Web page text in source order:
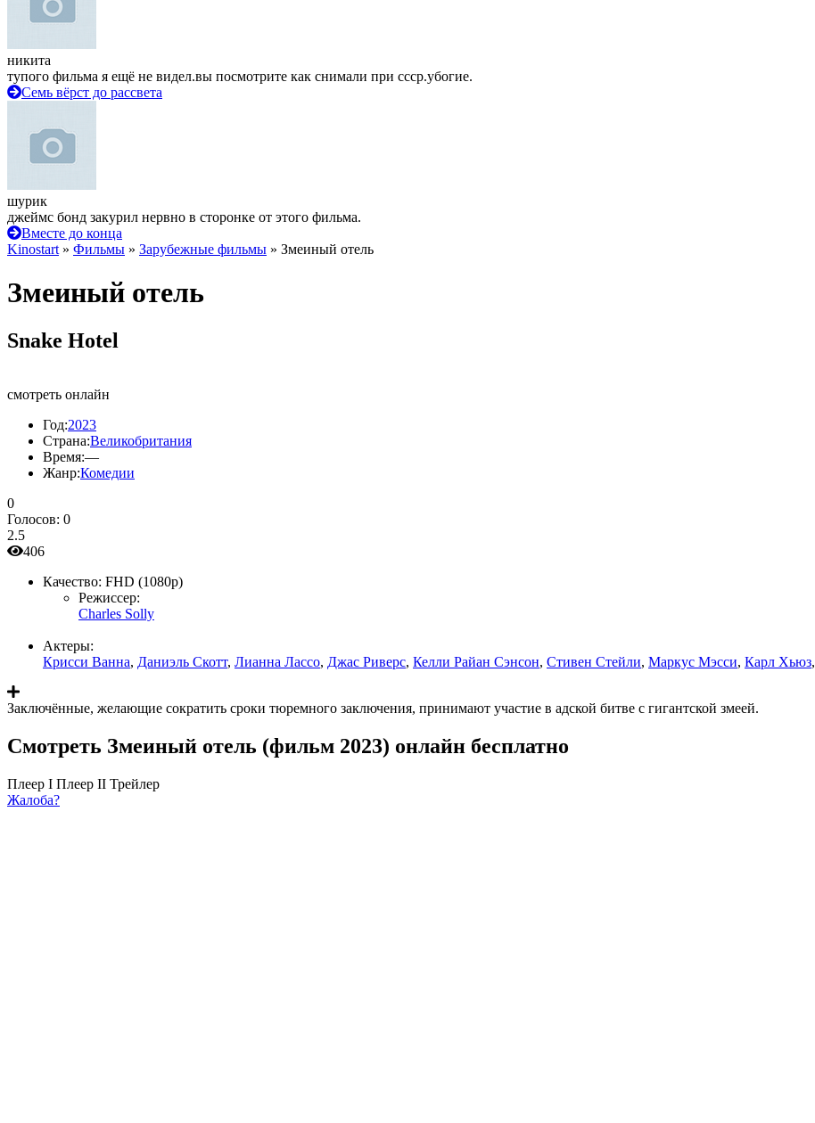
никита
тупого фильма я ещё не видел.вы посмотрите как снимали при ссср.убогие.
Семь вёрст до рассвета
шурик
джеймс бонд закурил нервно в сторонке от этого фильма.
Вместе до конца
Kinostart » Фильмы » Зарубежные фильмы » Змеиный отель
Змеиный отель
Snake Hotel
смотреть онлайн
Год:2023
Страна:Великобритания
Время:—
Жанр:Комедии
0
Голосов: 0
2.5
406
Качество: FHD (1080p)
Режиссер:
Charles Solly
Актеры:
Крисси Ванна, Даниэль Скотт, Лианна Лассо, Джас Риверс, Келли Райан Сэнсон, Стивен Стейли, Маркус Мэсси, Карл Хьюз,
Заключённые, желающие сократить сроки тюремного заключения, принимают участие в адской битве с гигантской змеей.
Смотреть Змеиный отель (фильм 2023) онлайн бесплатно
Плеер I Плеер II Трейлер
Жалоба?